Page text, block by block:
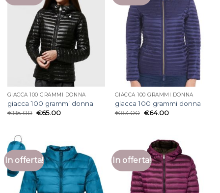
GIACCA 100 GRAMMI DONNA
giacca 100 grammi donna
€85.00 €65.00
GIACCA 100 GRAMMI DONNA
giacca 100 grammi donna
€83.00 €64.00
In offerta! In offerta!